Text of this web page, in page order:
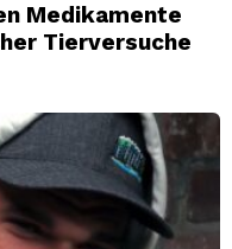
Medikamente
Tierversuche